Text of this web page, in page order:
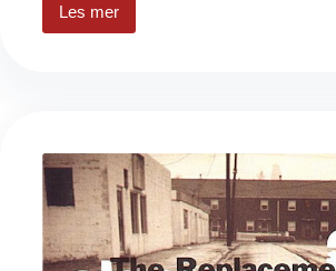
Les mer
Enjoy
every